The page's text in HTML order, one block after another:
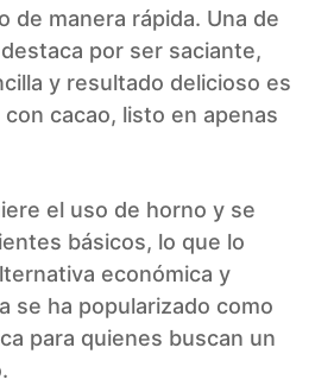
de manera rápida. Una de
por ser saciante,
y resultado delicioso es
cacao, listo en apenas
el uso de horno y se
básicos, lo que lo
económica y
se ha popularizado como
para quienes buscan un